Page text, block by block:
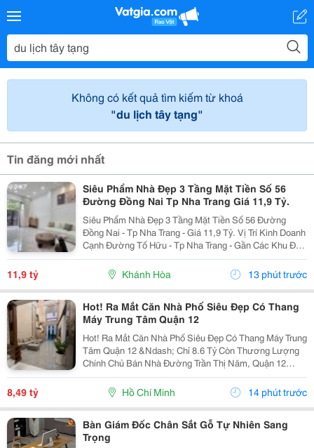
Không có kết quả tìm kiếm từ khoá
"du lịch tây tạng"
Tin đăng mới nhất
Siêu Phẩm Nhà Đẹp 3 Tầng Mặt Tiền Số 56
Đường Đồng Nai Tp Nha Trang Giá 11,9 Tỷ.
Siêu Phẩm Nhà Đẹp 3 Tầng Mặt Tiền Số 56 Đường
Đồng Nai - Tp Nha Trang - Giá 11,9 Tỷ. Vị Trí Kinh Doanh
Cạnh Đường Tố Hữu - Tp Nha Trang - Gần Các Khu Đô
Thị. Nhà Mới Đẹp 3 Tầng Mặt Tiền + 1 Mặt Hẻm - Kiến
Trúc Hiện Đại - Đầy Đủ Tiện Nghi. - Nhà Có...
11,9 tỷ Khánh Hòa 13 phút trước
Hot! Ra Mắt Căn Nhà Phố Siêu Đẹp Có Thang
Máy Trung Tâm Quận 12
Hot! Ra Mắt Căn Nhà Phố Siêu Đẹp Có Thang Máy Trung
Tâm Quận 12 &Ndash; Chỉ 8.6 Tỷ Còn Thương Lượng
Chính Chủ Bán Nhà Đường Trần Thị Năm, Quận 12
&Ndash; Vị Trí Đẹp, Khu Dân Cư Hiện Hữu, Tiện Ích Đầy
Đủ. Diện Tích: 4M &Times; 20M Nhà...
8,49 tỷ Hồ Chí Minh 14 phút trước
Bàn Giám Đốc Chân Sắt Gỗ Tự Nhiên Sang
Trọng